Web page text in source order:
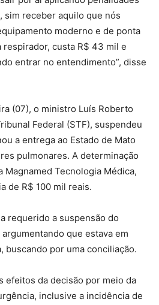
sim receber aquilo que nós
moderno e de ponta
respirador, custa R$ 43 mil e
entrar no entendimento”, disse
(07), o ministro Luís Roberto
Federal (STF), suspendeu
a entrega ao Estado de Mato
pulmonares. A determinação
Tecnologia Médica,
de R$ 100 mil reais.
requerido a suspensão do
que estava em
buscando por uma conciliação.
efeitos da decisão por meio da
inclusive a incidência de